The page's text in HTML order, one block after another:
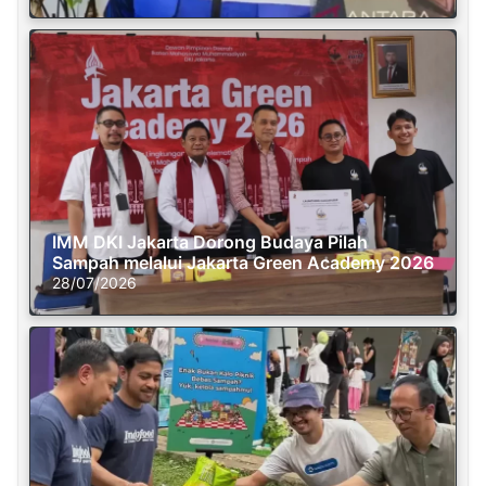
IMM DKI Jakarta Dorong Budaya Pilah
Sampah melalui Jakarta Green Academy 2026
28/07/2026